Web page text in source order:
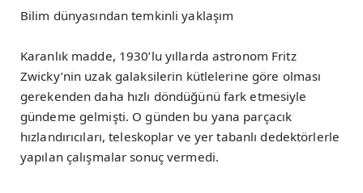
Bilim dünyasından temkinli yaklaşım
Karanlık madde, 1930’lu yıllarda astronom Fritz
Zwicky’nin uzak galaksilerin kütlelerine göre olması
gerekenden daha hızlı döndüğünü fark etmesiyle
gündeme gelmişti. O günden bu yana parçacık
hızlandırıcıları, teleskoplar ve yer tabanlı dedektörlerle
yapılan çalışmalar sonuç vermedi.